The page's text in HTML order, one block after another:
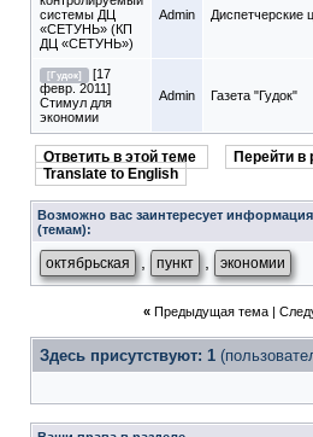
системы ДЦ
«СЕТУНЬ» (КП
ДЦ «СЕТУНЬ»)
Admin Диспетчерские
[Гудок]
[17
февр. 2011]
Стимул для
экономии
Admin Газета "Гудок"
Ответить в этой теме
Перейти в
Translate to English
Возможно вас заинтересует
(темам):
октябрьская пункт экономии
« Предыдущая тема|
Здесь присутствуют: 1